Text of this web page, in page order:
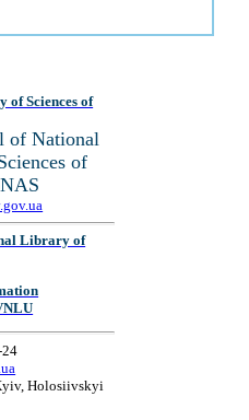
of Sciences of
of National
of
Library of
Holosiivskyi